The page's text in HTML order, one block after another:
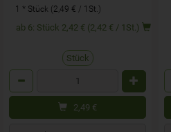
1 * Stück (2,49 € / 1St.)
ab 6: Stück 2,42 € (2,42 € / 1St.)
Stück
2,49 €